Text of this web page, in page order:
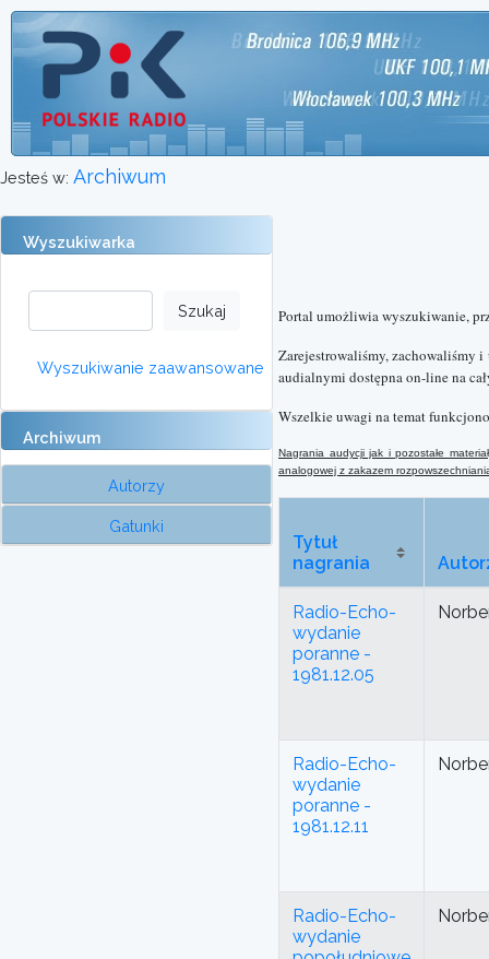
Jesteś w: Archiwum
Wyszukiwarka
Wyszukiwanie zaawansowane
Archiwum
Autorzy
Gatunki
Portal umożliwia wyszukiwanie,
Zarejestrowaliśmy, zachowaliśmy
audialnymi dostępna on-line na
Wszelkie uwagi na temat
Nagrania audycji jak i pozostałe
analogowej z zakazem
Tytuł
nagrania
Radio-Echo-
wydanie
poranne -
1981.12.05
Radio-Echo-
wydanie
poranne -
1981.12.11
Radio-Echo-
wydanie